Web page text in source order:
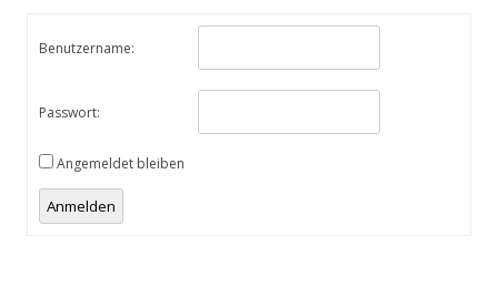
Benutzername:
Passwort:
Angemeldet bleiben
Anmelden